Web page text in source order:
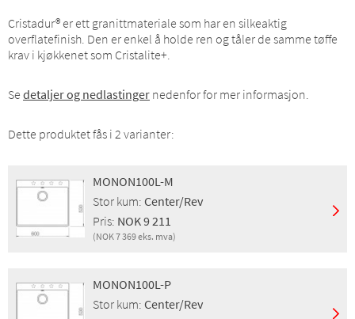
Cristadur® er ett granittmateriale som har en silkeaktig
overflatefinish. Den er enkel å holde ren og tåler de samme tøffe
krav i kjøkkenet som Cristalite+.
Se detaljer og nedlastinger nedenfor for mer informasjon.
Dette produktet fås i 2 varianter:
MONON100L-M
Stor kum: Center/Rev
Pris: NOK 9 211
(NOK 7 369 eks. mva)
Overløp, Kurvventil
Stor kum:
Magma
MONON100L-P
Stor kum: Center/Rev